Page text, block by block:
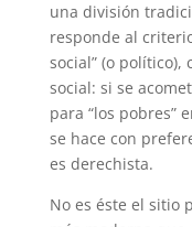
una división
responde al
social” (o
social: si se
para “los pobres”
se hace con
es derechista.
No es éste el sitio